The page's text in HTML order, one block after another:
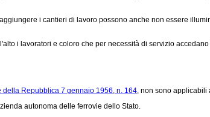
i cantieri di lavoro possono anche non essere
i lavoratori e coloro che per necessità di servizio
della Repubblica 7 gennaio 1956, n. 164, non sono applicabili
autonoma delle ferrovie dello Stato.